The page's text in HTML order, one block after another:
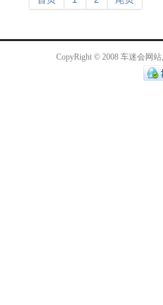
CopyRight © 2008 车迷会网